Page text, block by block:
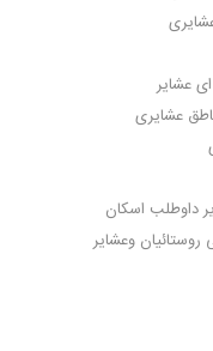
ای عشایر
عشایری
داوطلب اسکان
وعشایر